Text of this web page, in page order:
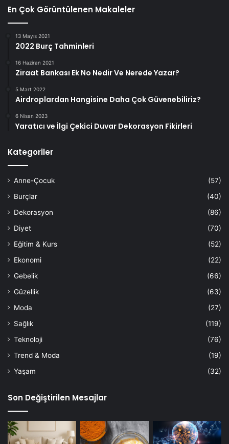
En Çok Görüntülenen Makaleler
13 Mayıs 2021
2022 Burç Tahminleri
16 Haziran 2021
Ziraat Bankası Ek No Nedir Ve Nerede Yazar?
5 Mart 2022
Airdroplardan Hangisine Daha Çok Güvenebiliriz?
6 Nisan 2023
Yaratıcı ve İlgi Çekici Duvar Dekorasyon Fikirleri
Kategoriler
Anne-Çocuk
(57)
Burçlar
(40)
Dekorasyon
(86)
Diyet
(70)
Eğitim & Kurs
(52)
Ekonomi
(22)
Gebelik
(66)
Güzellik
(63)
Moda
(27)
Sağlık
(119)
Teknoloji
(76)
Trend & Moda
(19)
Yaşam
(32)
Son Değiştirilen Mesajlar